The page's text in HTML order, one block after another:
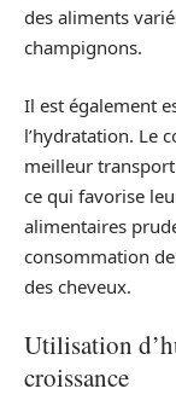
des aliments
champignons.
Il est également
l’hydratation. Le
meilleur
ce qui favorise
alimentaires
consommation
des cheveux.
Utilisation
croissance